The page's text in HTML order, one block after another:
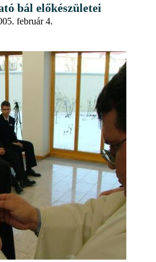
bál előkészületei
február 4.